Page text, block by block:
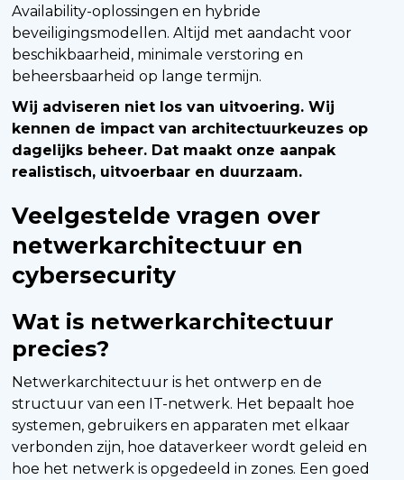
Availability-oplossingen en hybride
beveiligingsmodellen. Altijd met aandacht voor
beschikbaarheid, minimale verstoring en
beheersbaarheid op lange termijn.
Wij adviseren niet los van uitvoering. Wij
kennen de impact van architectuurkeuzes op
dagelijks beheer. Dat maakt onze aanpak
realistisch, uitvoerbaar en duurzaam.
Veelgestelde vragen over
netwerkarchitectuur en
cybersecurity
Wat is netwerkarchitectuur
precies?
Netwerkarchitectuur is het ontwerp en de
structuur van een IT-netwerk. Het bepaalt hoe
systemen, gebruikers en apparaten met elkaar
verbonden zijn, hoe dataverkeer wordt geleid en
hoe het netwerk is opgedeeld in zones. Een goed